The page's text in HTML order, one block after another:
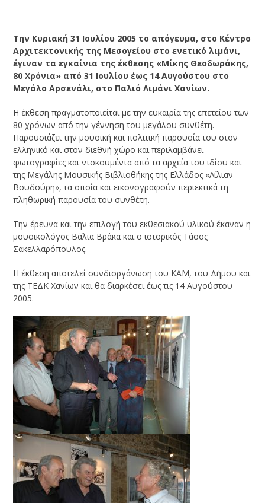
Την Κυριακή 31 Ιουλίου 2005 το απόγευμα, στο Κέντρο
Αρχιτεκτονικής της Μεσογείου στο ενετικό λιμάνι,
έγιναν τα εγκαίνια της έκθεσης «Μίκης Θεοδωράκης,
80 Χρόνια» από 31 Ιουλίου έως 14 Αυγούστου στο
Μεγάλο Αρσενάλι, στο Παλιό Λιμάνι Χανίων.
Η έκθεση πραγματοποιείται με την ευκαιρία της επετείου των
80 χρόνων από την γέννηση του μεγάλου συνθέτη.
Παρουσιάζει την μουσική και πολιτική παρουσία του στον
ελληνικό και στον διεθνή χώρο και περιλαμβάνει
φωτογραφίες και ντοκουμέντα από τα αρχεία του ιδίου και
της Μεγάλης Μουσικής Βιβλιοθήκης της Ελλάδος «Λίλιαν
Βουδούρη», τα οποία και εικονογραφούν περιεκτικά τη
πληθωρική παρουσία του συνθέτη.
Την έρευνα και την επιλογή του εκθεσιακού υλικού έκαναν η
μουσικολόγος Βάλια Βράκα και ο ιστορικός Τάσος
Σακελλαρόπουλος.
Η έκθεση αποτελεί συνδιοργάνωση του ΚΑΜ, του Δήμου και
της ΤΕΔΚ Χανίων και θα διαρκέσει έως τις 14 Αυγούστου
2005.